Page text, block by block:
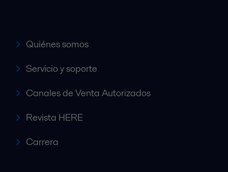
Quiénes somos
Servicio y soporte
Canales de Venta Autorizados
Revista HERE
Carrera